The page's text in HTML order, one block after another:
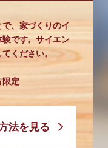
、家づくりのイ
です。サイエン
ください。
定
法を見る